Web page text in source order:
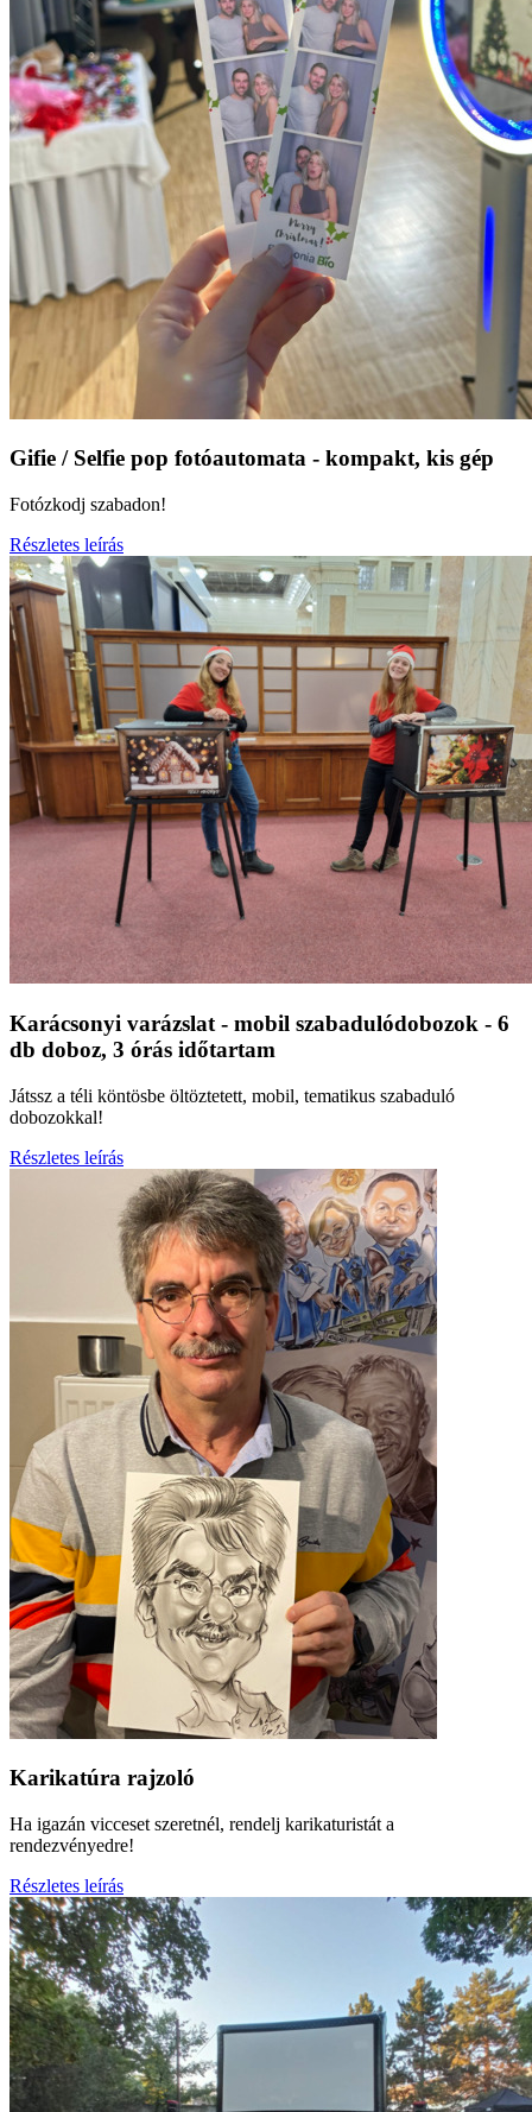
Gifie / Selfie pop fotóautomata - kompakt, kis gép
Fotózkodj szabadon!
Részletes leírás
Karácsonyi varázslat - mobil szabadulódobozok - 6
db doboz, 3 órás időtartam
Játssz a téli köntösbe öltöztetett, mobil, tematikus szabaduló
dobozokkal!
Részletes leírás
Karikatúra rajzoló
Ha igazán vicceset szeretnél, rendelj karikaturistát a
rendezvényedre!
Részletes leírás